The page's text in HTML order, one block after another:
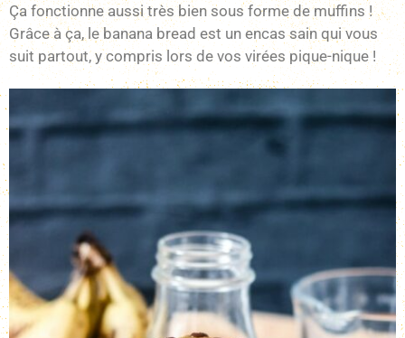
Ça fonctionne aussi très bien sous forme de muffins !
Grâce à ça, le banana bread est un encas sain qui vous
suit partout, y compris lors de vos virées pique-nique !